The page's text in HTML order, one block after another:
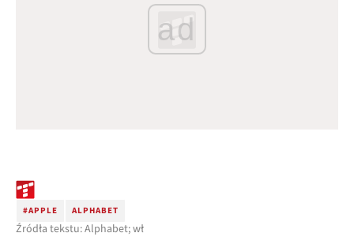
ad
#APPLE ALPHABET
Źródła tekstu: Alphabet; wł